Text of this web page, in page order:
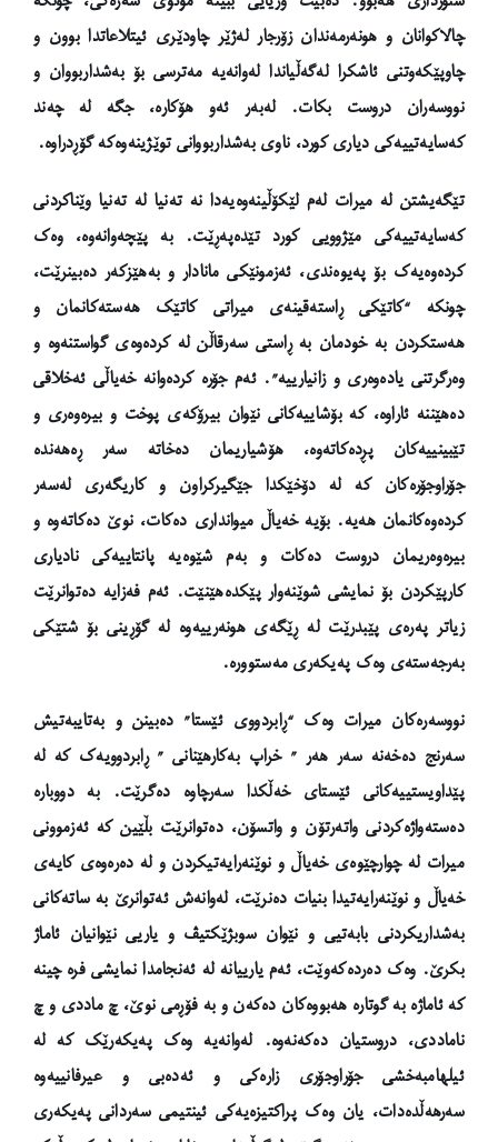
چالاکوانان و هونەرمەندان زۆرجار لەژێر چاودێری ئیتلاعاتدا بوون و
چاوپێکەوتنی ئاشکرا لەگەڵیاندا لەوانەیە مەترسی بۆ بەشداربووان و
نووسەران دروست بکات. لەبەر ئەو هۆکارە، جگە لە چەند
کەسایەتییەکی دیاری کورد، ناوی بەشداربووانی توێژینەوەکە گۆڕدراوە.
تێگەیشتن لە میرات لەم لێکۆڵینەوەیەدا نە تەنیا لە تەنیا وێناکردنی
کەسایەتییەکی مێژوویی کورد تێدەپەڕێت. بە پێچەوانەوە، وەک
کردەوەیەک بۆ پەیوەندی، ئەزمونێکی مانادار و بەهێزکەر دەبینرێت،
چونکە “کاتێکی ڕاستەقینەی میراتی کاتێک هەستەکانمان و
هەستکردن بە خودمان بە ڕاستی سەرقاڵن لە کردەوەی گواستنەوە و
وەرگرتنی یادەوەری و زانیارییە”. ئەم جۆرە کردەوانە خەیاڵی ئەخلاقی
دەهێننە ئاراوە، کە بۆشاییەکانی نێوان بیرۆکەی پوخت و بیرەوەری و
تێبینییەکان پڕدەکاتەوە، هۆشیاریمان دەخاتە سەر ڕەهەندە
جۆراوجۆرەکان کە لە دۆخێکدا جێگیرکراون و کاریگەری لەسەر
کردەوەکانمان هەیە. بۆیە خەیاڵ میوانداری دەکات، نوێ دەکاتەوە و
بیرەوەریمان دروست دەکات و بەم شێوەیە پانتاییەکی نادیاری
کارپێکردن بۆ نمایشی شوێنەوار پێکدەهێنێت. ئەم فەزایە دەتوانرێت
زیاتر پەرەی پێبدرێت لە ڕێگەی هونەرییەوە لە گۆڕینی بۆ شتێکی
بەرجەستەی وەک پەیکەری مەستوورە.
نووسەرەکان میرات وەک “ڕابردووی ئێستا” دەبینن و بەتایبەتیش
سەرنج دەخەنە سەر هەر ” خراپ بەکارهێنانی ” ڕابردوویەک کە لە
پێداویستییەکانی ئێستای خەڵکدا سەرچاوە دەگرێت. بە دووبارە
دەستەواژەکردنی واتەرتۆن و واتسۆن، دەتوانرێت بڵێین کە ئەزموونی
میرات لە چوارچێوەی خەیاڵ و نوێنەرایەتیکردن و لە دەرەوەی کایەی
خەیاڵ و نوێنەرایەتیدا بنیات دەنرێت، لەوانەش ئەتوانرێ بە ساتەکانی
بەشداریکردنی بابەتیی و نێوان سوبژێکتیڤ و یاریی نێوانیان ئاماژ
بکرێ. وەک دەردەکەوێت، ئەم یارییانە لە ئەنجامدا نمایشی فرە چینە
کە ئاماژە بە گوتارە هەبووەکان دەکەن و بە فۆڕمی نوێ، چ ماددی و چ
ناماددی، دروستیان دەکەنەوە. لەوانەیە وەک پەیکەرێک کە لە
ئیلهامبەخشی جۆراوجۆری زارەکی و ئەدەبی و عیرفانییەوە
سەرهەڵدەدات، یان وەک پراکتیزەیەکی ئینتیمی سەردانی پەیکەری